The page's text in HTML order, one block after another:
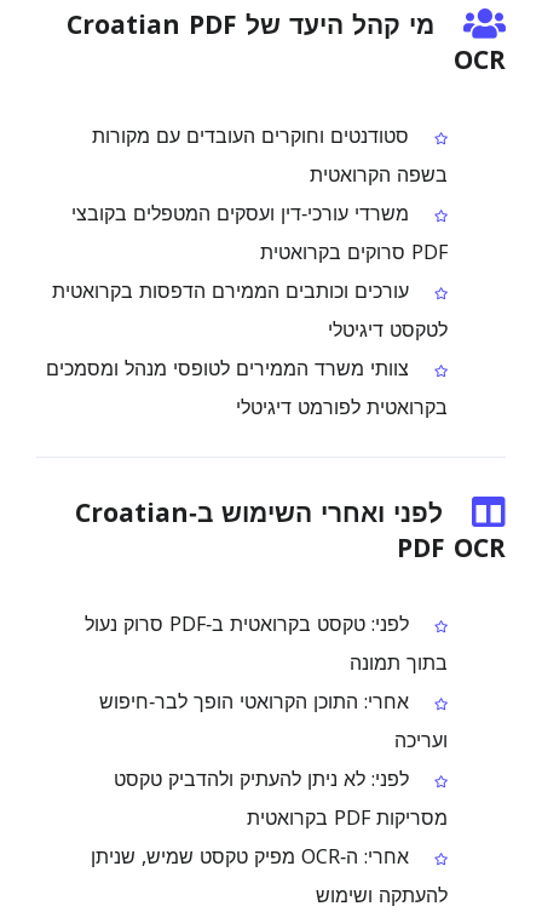
מי קהל היעד של Croatian PDF
OCR
סטודנטים וחוקרים העובדים עם מקורות
בשפה הקרואטית
משרדי עורכי‑דין ועסקים המטפלים בקובצי
PDF סרוקים בקרואטית
עורכים וכותבים הממירם הדפסות בקרואטית
לטקסט דיגיטלי
צוותי משרד הממירים לטופסי מנהל ומסמכים
בקרואטית לפורמט דיגיטלי
לפני ואחרי השימוש ב‑Croatian
PDF OCR
לפני: טקסט בקרואטית ב‑PDF סרוק נעול
בתוך תמונה
אחרי: התוכן הקרואטי הופך לבר‑חיפוש
ועריכה
לפני: לא ניתן להעתיק ולהדביק טקסט
מסריקות PDF בקרואטית
אחרי: ה‑OCR מפיק טקסט שמיש, שניתן
להעתקה ושימוש